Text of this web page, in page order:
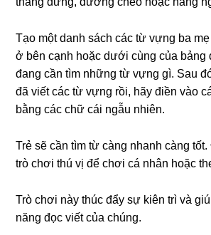
Tạo một danh sách các từ vựng ba
ở bên cạnh hoặc dưới cùng của bảng
đang cần tìm những từ vựng gì. Sau
đã viết các từ vựng rồi, hãy điền vào
bằng các chữ cái ngẫu nhiên.
Trẻ sẽ cần tìm từ càng nhanh càng
trò chơi thú vị để chơi cá nhân hoặc
Trò chơi này thúc đẩy sự kiên trì và
năng đọc viết của chúng.